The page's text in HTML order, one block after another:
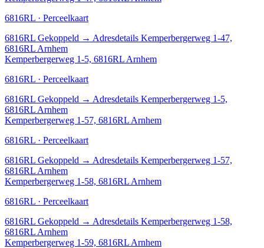
6816RL · Perceelkaart
6816RL Gekoppeld → Adresdetails Kemperbergerweg 1-47,
6816RL Arnhem
Kemperbergerweg 1-5, 6816RL Arnhem
6816RL · Perceelkaart
6816RL Gekoppeld → Adresdetails Kemperbergerweg 1-5,
6816RL Arnhem
Kemperbergerweg 1-57, 6816RL Arnhem
6816RL · Perceelkaart
6816RL Gekoppeld → Adresdetails Kemperbergerweg 1-57,
6816RL Arnhem
Kemperbergerweg 1-58, 6816RL Arnhem
6816RL · Perceelkaart
6816RL Gekoppeld → Adresdetails Kemperbergerweg 1-58,
6816RL Arnhem
Kemperbergerweg 1-59, 6816RL Arnhem